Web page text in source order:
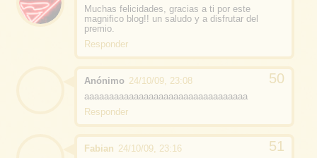
Muchas felicidades, gracias a ti por este
magnifico blog!! un saludo y a disfrutar del
premio.
Responder
Anónimo 24/10/09, 23:08
aaaaaaaaaaaaaaaaaaaaaaaaaaaaaaaaa
Responder
Fabian 24/10/09, 23:16